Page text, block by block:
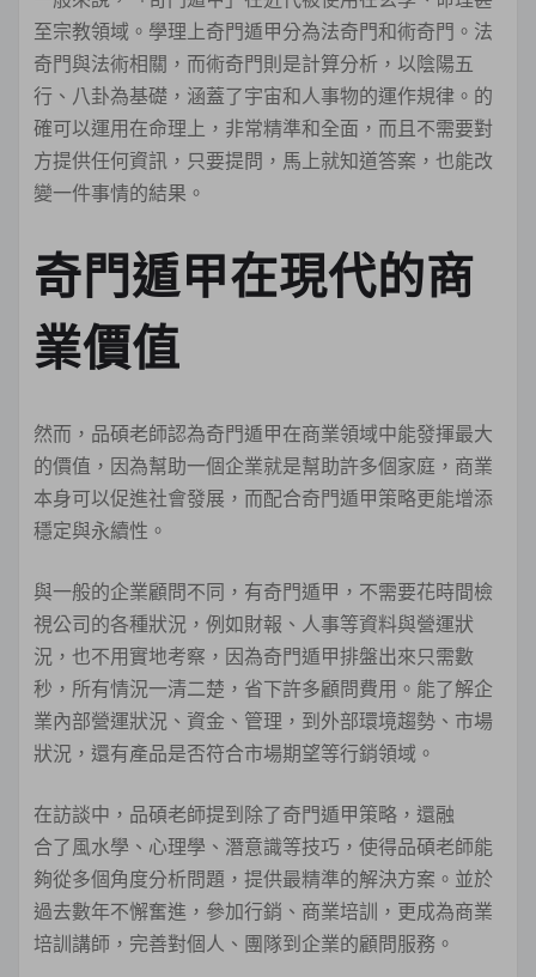
至宗教領域。學理上奇門遁甲分為法奇門和術奇門。法
奇門與法術相關，而術奇門則是計算分析，以陰陽五
行、八卦為基礎，涵蓋了宇宙和人事物的運作規律。的
確可以運用在命理上，非常精準和全面，而且不需要對
方提供任何資訊，只要提問，馬上就知道答案，也能改
變一件事情的結果。
奇門遁甲在現代的商
業價值
然而，品碩老師認為奇門遁甲在商業領域中能發揮最大
的價值，因為幫助一個企業就是幫助許多個家庭，商業
本身可以促進社會發展，而配合奇門遁甲策略更能增添
穩定與永續性。
與一般的企業顧問不同，有奇門遁甲，不需要花時間檢
視公司的各種狀況，例如財報、人事等資料與營運狀
況，也不用實地考察，因為奇門遁甲排盤出來只需數
秒，所有情況一清二楚，省下許多顧問費用。能了解企
業內部營運狀況、資金、管理，到外部環境趨勢、市場
狀況，還有產品是否符合市場期望等行銷領域。
在訪談中，品碩老師提到除了奇門遁甲策略，還融
合了風水學、心理學、潛意識等技巧，使得品碩老師能
夠從多個角度分析問題，提供最精準的解決方案。並於
過去數年不懈奮進，參加行銷、商業培訓，更成為商業
培訓講師，完善對個人、團隊到企業的顧問服務。